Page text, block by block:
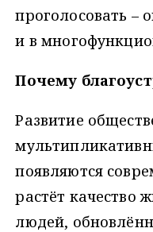
проголосовать –
и в
Почему
Развитие
появляются
растёт качество
людей,